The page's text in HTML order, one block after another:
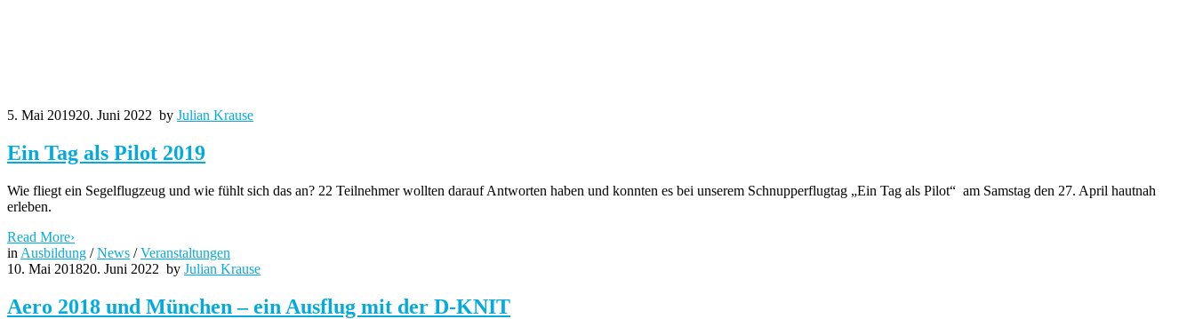
5. Mai 201920. Juni 2022 by Julian Krause
Ein Tag als Pilot 2019
Wie fliegt ein Segelflugzeug und wie fühlt sich das an? 22 Teilnehmer wollten darauf Antworten haben und konnten es bei unserem Schnupperflugtag „Ein Tag als Pilot“ am Samstag den 27. April hautnah
erleben.
Read More›
in Ausbildung /News /Veranstaltungen
10. Mai 201820. Juni 2022 by Julian Krause
Aero 2018 und München – ein Ausflug mit der D-KNIT